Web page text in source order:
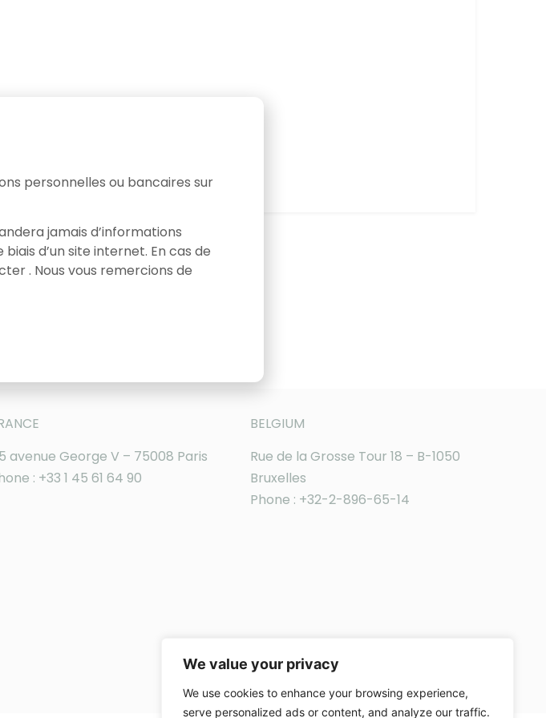
We value your privacy
We use cookies to enhance your browsing experience,
serve personalized ads or content, and analyze our traffic.
avenue George V – 75008 Paris
: +33 1 45 61 64 90
BELGIUM
Rue de la Grosse Tour 18 – B-1050
Bruxelles
Phone : +32-2-896-65-14
personnelles ou bancaires sur
jamais d’informations
d’un site internet. En cas de
. Nous vous remercions de